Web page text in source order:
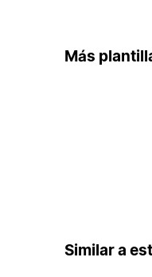
Más
Similar a